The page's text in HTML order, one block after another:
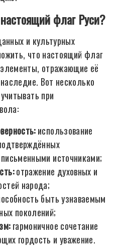
флаг Руси?
и культурных
что настоящий флаг
отражающие её
Вот несколько
при
использование
источниками;
отражение духовных и
народа;
быть узнаваемым
поколений;
гармоничное сочетание
гордость и уважение.